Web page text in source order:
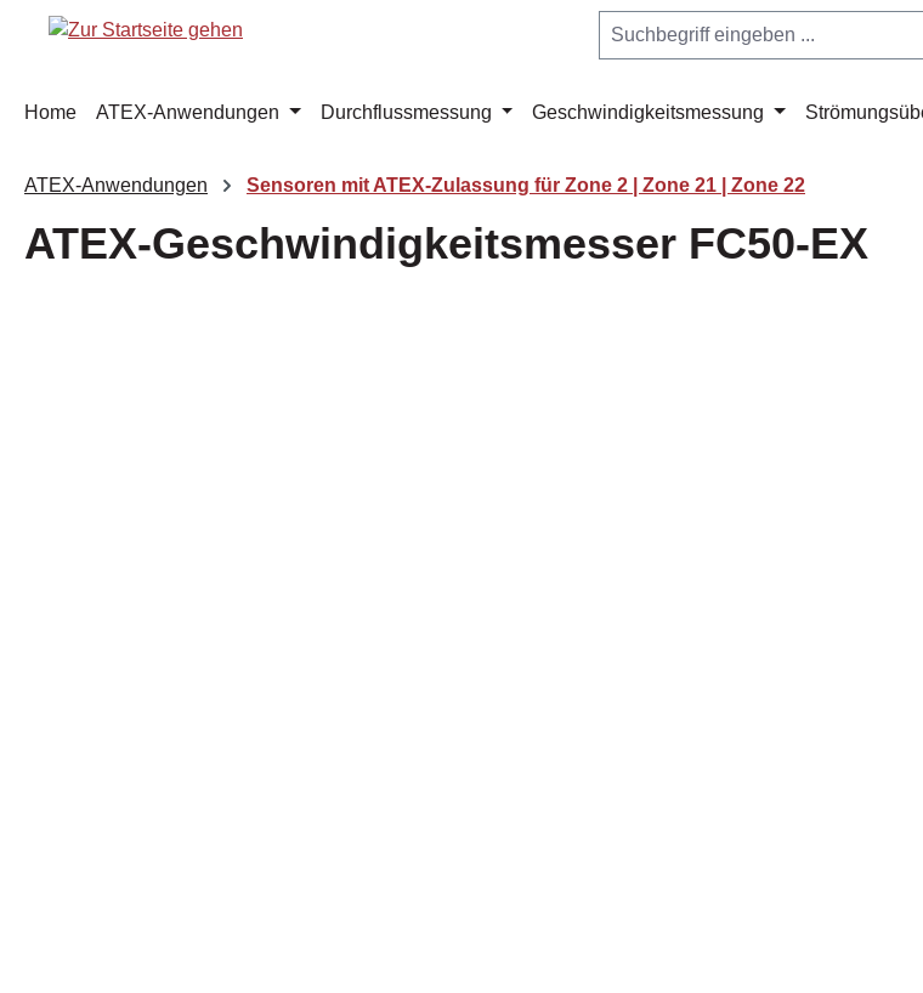
Hauptinhalt springen
Zur Suche springen
Zur Hauptnavigation springen
Home ATEX-Anwendungen Durchflussmessung Geschwindigkeitsmessung
ATEX-Anwendungen Sensoren mit ATEX-Zulassung für Zone 2 | Zone 21 | Zone 22
ATEX-Geschwindigkeitsmesser FC50-EX